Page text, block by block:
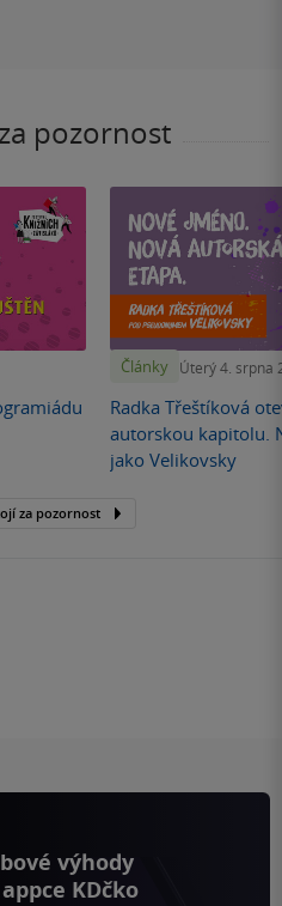
pozornost
Články Úterý 4. srpna
Radka Třeštíková
autorskou kapitolu.
jako Velikovsky
za pozornost
výhody
KDčko